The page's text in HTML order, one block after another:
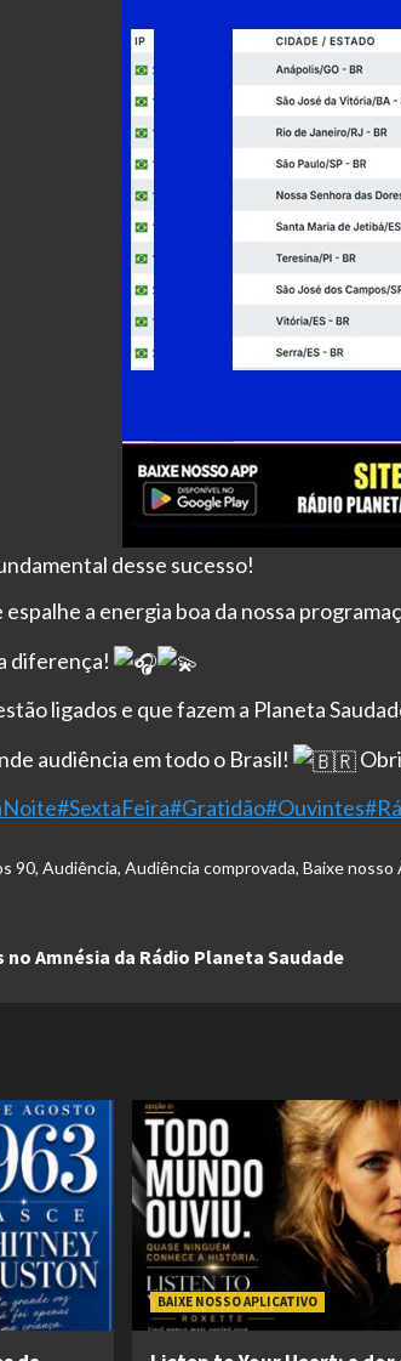
desse sucesso!
a energia boa da nossa
diferença!
ligados e que fazem a Planeta
audiência em todo o Brasil!
#SextaFeira#Gratidão#Ouvintes
90, Audiência, Audiência comprovada, Baixe nosso
Amnésia da Rádio Planeta Saudade
BAIXE NOSSO APLICATIVO